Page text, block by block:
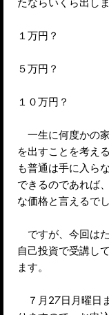
１万円？
５万円？
１０万円？
一生に何度かの
を出すことを考え
も普通は手に入ら
できるのであれば
な価格と言えるでし
ですが、今回は
自己投資で受講し
ます。
７月27日月曜日